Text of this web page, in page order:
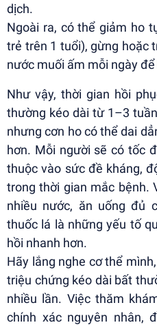
dịch.
Ngoài ra, có thể giảm ho
trẻ trên 1 tuổi), gừng hoặc
nước muối ấm mỗi ngày
Như vậy, thời gian hồi
thường kéo dài từ 1–3
nhưng cơn ho có thể dai
hơn. Mỗi người sẽ có tốc
thuộc vào sức đề kháng,
trong thời gian mắc bệnh.
nhiều nước, ăn uống đủ
thuốc lá là những yếu tố
hồi nhanh hơn.
Hãy lắng nghe cơ thể
triệu chứng kéo dài bất
nhiều lần. Việc thăm
chính xác nguyên nhân,